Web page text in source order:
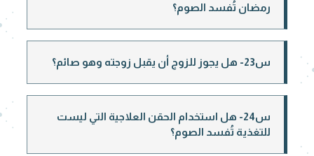
رمضان تُفسد الصوم؟
س23- هل يجوز للزوج أن يقبل زوجته وهو صائم؟
س24- هل استخدام الحقن العلاجية التي ليست
للتغذية تُفسد الصوم؟